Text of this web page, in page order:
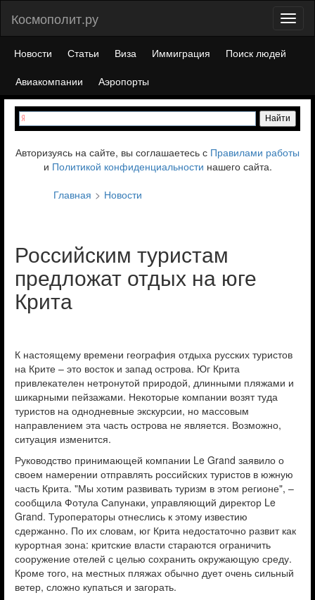
Космополит.ру
Новости Статьи Виза Иммиграция
Поиск людей
Авиакомпании
Аэропорты
Авторизуясь на сайте, вы соглашаетесь с Правилами работы
и Политикой конфиденциальности нашего сайта.
Главная
Новости
Российским туристам
предложат отдых на юге
Крита
К настоящему времени география отдыха русских туристов
на Крите – это восток и запад острова. Юг Крита
привлекателен нетронутой природой, длинными пляжами и
шикарными пейзажами. Некоторые компании возят туда
туристов на однодневные экскурсии, но массовым
направлением эта часть острова не является. Возможно,
ситуация изменится.
Руководство принимающей компании Le Grand заявило о
своем намерении отправлять российских туристов в южную
часть Крита. "Мы хотим развивать туризм в этом регионе", –
сообщила Фотула Сапунаки, управляющий директор Le
Grand. Туроператоры отнеслись к этому известию
сдержанно. По их словам, юг Крита недостаточно развит как
курортная зона: критские власти стараются ограничить
сооружение отелей с целью сохранить окружающую среду.
Кроме того, на местных пляжах обычно дует очень сильный
ветер, сложно купаться и загорать.